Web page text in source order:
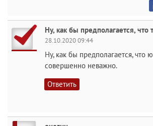
Ну, как бы предполагается, что
28.10.2020 09:44
Ну, как бы предполагается, что
совершенно неважно.
Ответить